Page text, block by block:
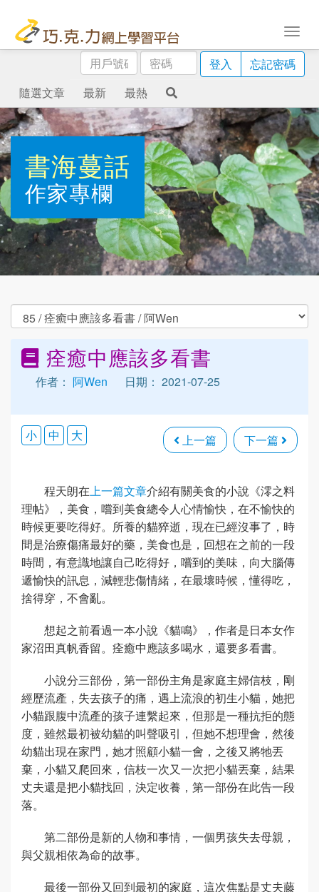
用
戶
號
碼
密
碼
登入
忘記密碼
隨選文章
最新 最熱
書海蔓話
作家專欄
痊癒中應該多看書
作者： 阿Wen 日期： 2021-07-25
上一篇 下一篇
小 中 大
程天朗在上一篇文章介紹有關美食的小說《澪之料
理帖》，美食，嚐到美食總令人心情愉快，在不愉快的
時候更要吃得好。所養的貓猝逝，現在已經沒事了，時
間是治療傷痛最好的藥，美食也是，回想在之前的一段
時間，有意識地讓自己吃得好，嚐到的美味，向大腦傳
遞愉快的訊息，減輕悲傷情緒，在最壞時候，懂得吃，
捨得穿，不會亂。
想起之前看過一本小說《貓鳴》，作者是日本女作
家沼田真帆香留。痊癒中應該多喝水，還要多看書。
小說分三部份，第一部份主角是家庭主婦信枝，剛
經歷流產，失去孩子的痛，遇上流浪的初生小貓，她把
小貓跟腹中流產的孩子連繫起來，但那是一種抗拒的態
度，雖然最初被幼貓的叫聲吸引，但她不想理會，然後
幼貓出現在家門，她才照顧小貓一會，之後又將牠丟
棄，小貓又爬回來，信枝一次又一次把小貓丟棄，結果
丈夫還是把小貓找回，決定收養，第一部份在此告一段
落。
第二部份是新的人物和事情，一個男孩失去母親，
與父親相依為命的故事。
最後一部份又回到最初的家庭，這次焦點是丈夫藤